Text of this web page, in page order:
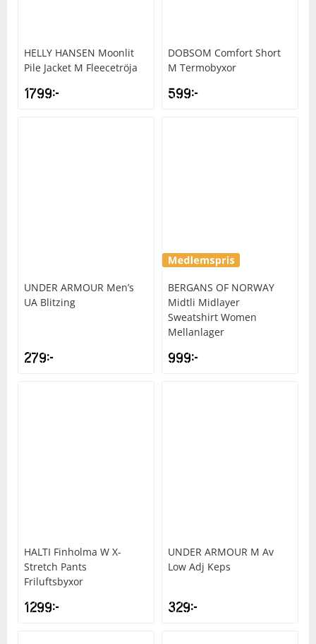
HELLY HANSEN Moonlit
Pile Jacket M Fleecetröja
1799kr
DOBSOM Comfort Short
M Termobyxor
599kr
UNDER ARMOUR Men’s
UA Blitzing
279kr
BERGANS OF NORWAY
Midtli Midlayer
Sweatshirt Women
Mellanlager
999kr
HALTI Finholma W X-
Stretch Pants
Friluftsbyxor
1299kr
UNDER ARMOUR M Av
Low Adj Keps
329kr